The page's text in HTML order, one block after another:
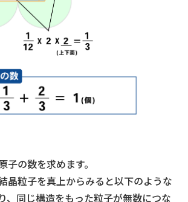
子の数を求めます。
晶粒子を真上からみると以下のような
、同じ構造をもった粒子が無数につな